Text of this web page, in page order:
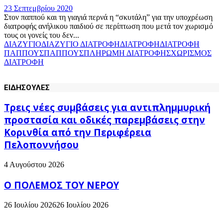
23 Σεπτεμβρίου 2020
Στον παππού και τη γιαγιά περνά η “σκυτάλη” για την υποχρέωση
διατροφής ανήλικου παιδιού σε περίπτωση που μετά τον χωρισμό
τους οι γονείς του δεν...
ΔΙΑΖΥΓΙΟΔΙΑΖΥΓΙΟ ΔΙΑΤΡΟΦΗΔΙΑΤΡΟΦΗΔΙΑΤΡΟΦΗ
ΠΑΠΠΟΥΣΠΑΠΠΟΥΣΠΛΗΡΩΜΗ ΔΙΑΤΡΟΦΗΣΧΩΡΙΣΜΟΣ
ΔΙΑΤΡΟΦΗ
ΕΙΔΗΣΟΥΛΕΣ
Τρεις νέες συμβάσεις για αντιπλημμυρική
προστασία και οδικές παρεμβάσεις στην
Κορινθία από την Περιφέρεια
Πελοποννήσου
4 Αυγούστου 2026
Ο ΠΟΛΕΜΟΣ ΤΟΥ ΝΕΡΟΥ
26 Ιουλίου 202626 Ιουλίου 2026